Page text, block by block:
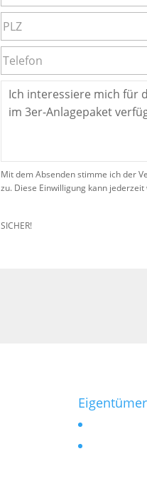
Mit dem Absenden stimme ich der
zu. Diese Einwilligung kann
SICHER!
Eigentümer